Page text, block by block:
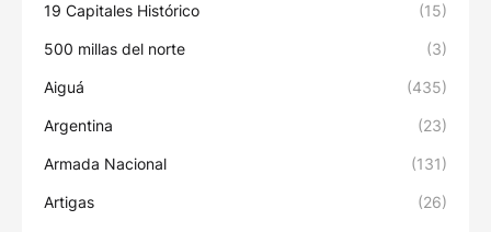
19 Capitales Histórico (15)
500 millas del norte (3)
Aiguá (435)
Argentina (23)
Armada Nacional (131)
Artigas (26)